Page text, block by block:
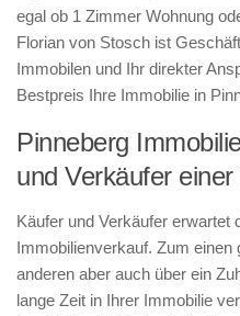
egal ob 1 Zimmer Wohnung
Florian von Stosch ist
Immobilen und Ihr direkter
Bestpreis Ihre Immobilie in
Pinneberg
und Verkäufer
Käufer und Verkäufer erwartet
Immobilienverkauf. Zum
anderen aber auch über ein
lange Zeit in Ihrer Immobilie